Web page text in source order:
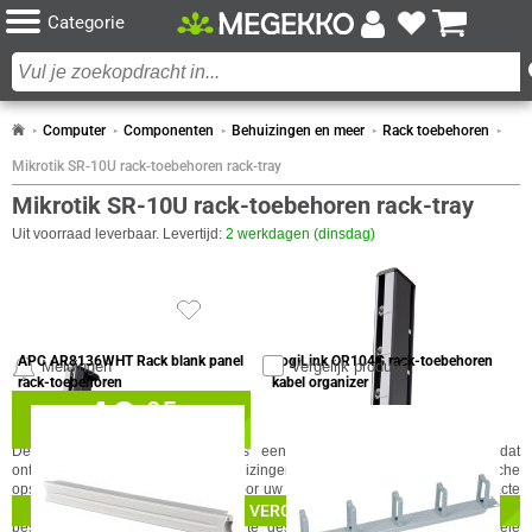
Categorie
Computer Componenten Behuizingen en meer Rack toebehoren
Mikrotik SR-10U rack-toebehoren rack-tray
Mikrotik SR-10U rack-toebehoren rack-tray
Uit voorraad leverbaar. Levertijd: 2 werkdagen (dinsdag)
De MikroTik SR-10U rack-tray is een zwart rack-toebehoren item dat
ontworpen is voor gebruik in behuizingen. Dit product biedt een praktische
opslag- en organisatieoplossing voor uw rack-installaties. Met zijn compacte
afmetingen voor 10U-omgevingen integreert de tray naadloos in uw
bestaande infrastructuur. Het zwarte design zorgt voor een professionele
49,95
IN WINKELMAND
30 dagen bedenktermijn!
✓
Vergelijk product
Meldingen
GA NAAR
SPECIFICATIES VERGELIJKBARE PRODUCTEN
SPECIFICATIES
DESIGN
Eigenschap Waarde
Kleur Product
Zwart
VERGELIJKBARE PRODUCTEN
APC AR8136WHT Rack blank panel
rack-toebehoren
LogiLink OR104G rack-toebehoren
kabel organizer